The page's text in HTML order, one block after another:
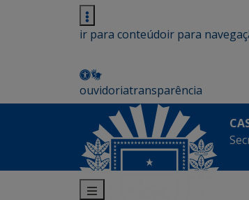
ir para conteúdoir para
ouvidoriatransparência